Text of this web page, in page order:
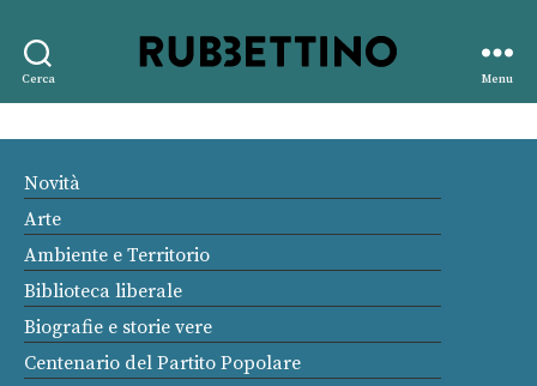
Cerca
editore
Menu
Novità
Arte
Ambiente e Territorio
Biblioteca liberale
Biografie e storie vere
Centenario del Partito Popolare